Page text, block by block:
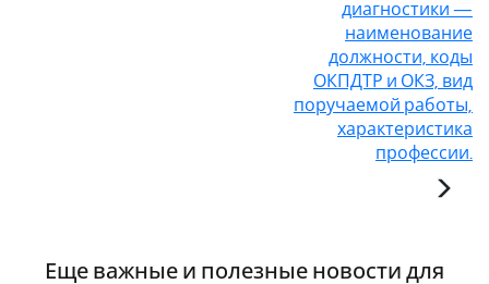
диагностики —
наименование
должности, коды
ОКПДТР и ОКЗ, вид
поручаемой работы,
характеристика
профессии.
Еще важные и полезные новости для